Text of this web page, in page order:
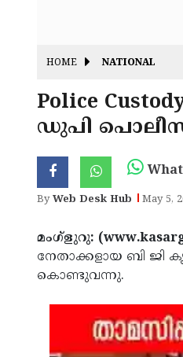
HOME NATIONAL
Police
ഡുപി പൊലീസ്
ByWeb Desk Hub May 5,
മംഗ്ളുറു:
നേതാക്കളായ ബി ജി
കൊണ്ടുവന്നു.